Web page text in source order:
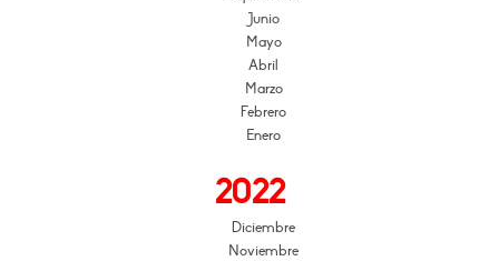
Junio
Mayo
Abril
Marzo
Febrero
Enero
2022
Diciembre
Noviembre